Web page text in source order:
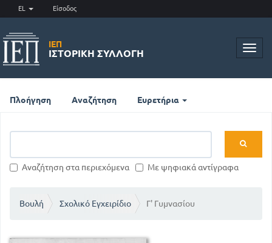
EL Είσοδος
ΙΕΠ
ΙΣΤΟΡΙΚΉ ΣΥΛΛΟΓΉ
Πλοήγηση Αναζήτηση Ευρετήρια
Αναζήτηση στα περιεχόμενα Με ψηφιακά αντίγραφα
Βουλή Σχολικό Εγχειρίδιο Γ' Γυμνασίου